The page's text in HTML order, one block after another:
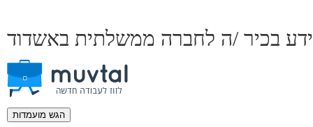
בכיר /ה לחברה ממשלתית באשדוד
הגש מועמדות